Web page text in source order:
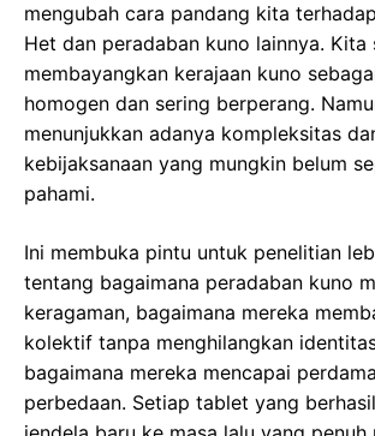
mengubah cara pandang kita
Het dan peradaban kuno lainnya. Kita
membayangkan kerajaan kuno
homogen dan sering berperang.
menunjukkan adanya kompleksitas
kebijaksanaan yang mungkin belum
pahami.
Ini membuka pintu untuk penelitian
tentang bagaimana peradaban kuno
keragaman, bagaimana mereka
kolektif tanpa menghilangkan
bagaimana mereka mencapai
perbedaan. Setiap tablet yang